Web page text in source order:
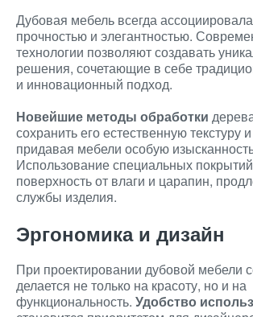
Дубовая мебель всегда
прочностью и элегантностью.
технологии позволяют создавать
решения, сочетающие в себе
и инновационный подход.
Новейшие методы обработки
сохранить его естественную текстуру
придавая мебели особую
Использование специальных
поверхность от влаги и царапин,
службы изделия.
Эргономика и дизайн
При проектировании дубовой мебели
делается не только на красоту, но и на
функциональность. Удобство